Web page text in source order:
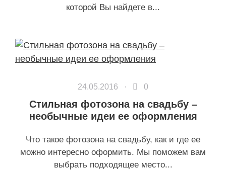
которой Вы найдете в...
24.05.2016 · 0
Стильная фотозона на свадьбу –
необычные идеи ее оформления
Что такое фотозона на свадьбу, как и где ее
можно интересно оформить. Мы поможем вам
выбрать подходящее место...